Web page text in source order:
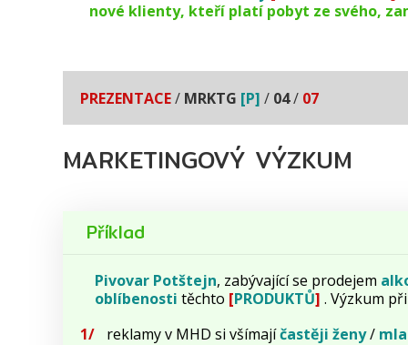
nové klienty, kteří platí pobyt ze svého,
PREZENTACE/ MRKTG [P] / 04/ 07
MARKETINGOVÝ VÝZKUM
Příklad
Pivovar Potštejn, zabývající se prodejem
oblíbenosti těchto [PRODUKTŮ] . Výzkum
reklamy v MHD si všímajíčastěji ženy/